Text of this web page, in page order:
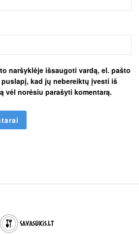
naršyklėje išsaugoti vardą, el. pašto
kad jų nebereiktų įvesti iš
vėl norėsiu parašyti komentarą.